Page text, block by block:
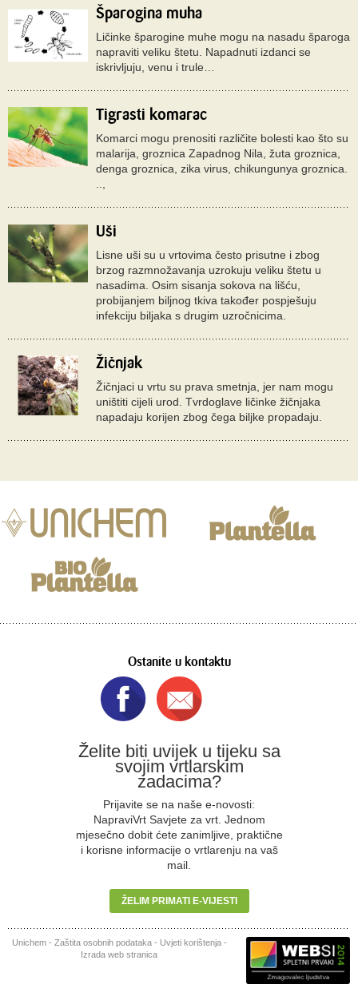
Šparogina muha
Ličinke šparogine muhe mogu na nasadu šparoga
napraviti veliku štetu. Napadnuti izdanci se
iskrivljuju, venu i trule…
Tigrasti komarac
Komarci mogu prenositi različite bolesti kao što su
malarija, groznica Zapadnog Nila, žuta groznica,
denga groznica, zika virus, chikungunya groznica.
..,
Uši
Lisne uši su u vrtovima često prisutne i zbog
brzog razmnožavanja uzrokuju veliku štetu u
nasadima. Osim sisanja sokova na lišću,
probijanjem biljnog tkiva također pospješuju
infekciju biljaka s drugim uzročnicima.
Žičnjak
Žičnjaci u vrtu su prava smetnja, jer nam mogu
uništiti cijeli urod. Tvrdoglave ličinke žičnjaka
napadaju korijen zbog čega biljke propadaju.
Ostanite u kontaktu
Želite biti uvijek u tijeku sa
svojim vrtlarskim
zadacima?
Prijavite se na naše e-novosti:
NapraviVrt Savjete za vrt. Jednom
mjesečno dobit ćete zanimljive, praktične
i korisne informacije o vrtlarenju na vaš
mail.
ŽELIM PRIMATI E-VIJESTI
Unichem- Zaštita osobnih podataka- Uvjeti korištenja-
Izrada web stranica